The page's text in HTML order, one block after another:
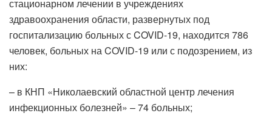
стационарном лечении в учреждениях
здравоохранения области, развернутых под
госпитализацию больных с COVID-19, находится 786
человек, больных на COVID-19 или с подозрением, из
них:
– в КНП «Николаевский областной центр лечения
инфекционных болезней» – 74 больных;